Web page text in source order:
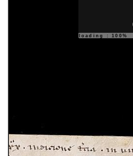
loading : 100%